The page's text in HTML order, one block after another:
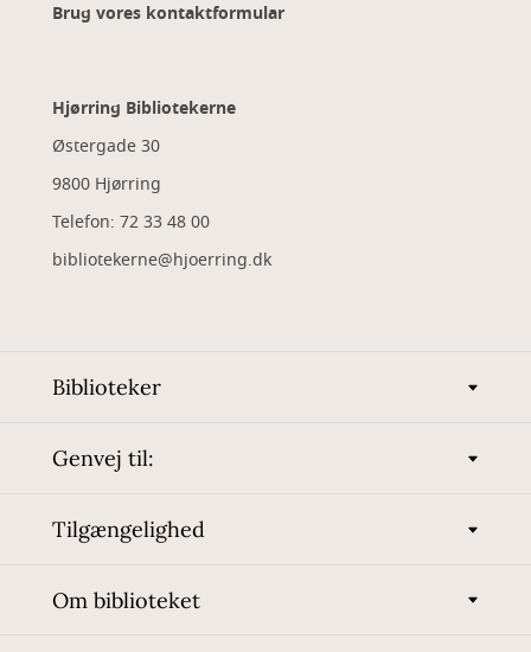
Brug vores kontaktformular
Hjørring Bibliotekerne
Østergade 30
9800 Hjørring
Telefon: 72 33 48 00
bibliotekerne@hjoerring.dk
Biblioteker
Genvej til:
Tilgængelighed
Om biblioteket